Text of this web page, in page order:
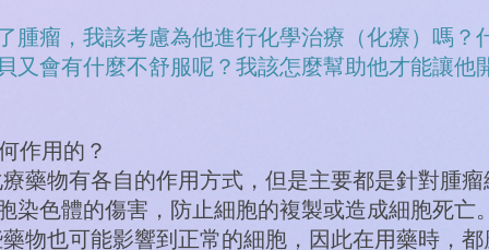
腫瘤，我該考慮為他進行化學治療（化療）嗎？
又會有什麼不舒服呢？我該怎麼幫助他才能讓他
作用的？
有各自的作用方式，但是主要都是針對腫瘤
染色體的傷害，防止細胞的複製或造成細胞死亡
可能影響到正常的細胞，因此在用藥時，都